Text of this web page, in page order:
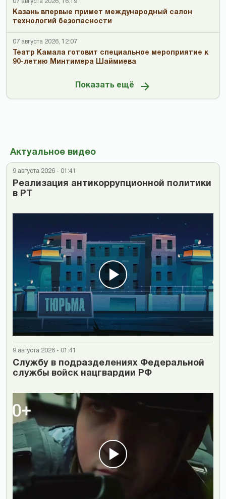
07 августа 2026, 16:19
Казань впервые примет международный салон
технологий безопасности
07 августа 2026, 12:07
Театр Камала готовит специальное мероприятие к
90-летию Минтимера Шаймиева
Показать ещё
Актуальное видео
9 августа 2026 - 01:41
Реализация антикоррупционной политики
в РТ
9 августа 2026 - 01:41
Cлужбу в подразделениях Федеральной
службы войск нацгвардии РФ